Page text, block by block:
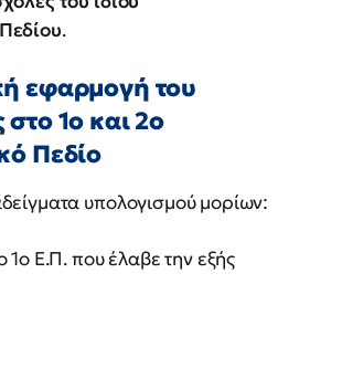
.
εφαρμογή του
1ο και 2ο
Πεδίο
υπολογισμού μορίων:
1ο Ε.Π. που έλαβε την εξής